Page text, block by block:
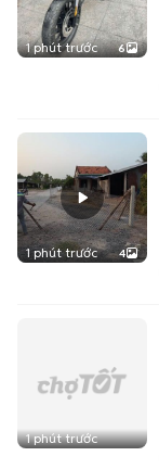
1 phút trước 6
1 phút trước 4
1 phút trước